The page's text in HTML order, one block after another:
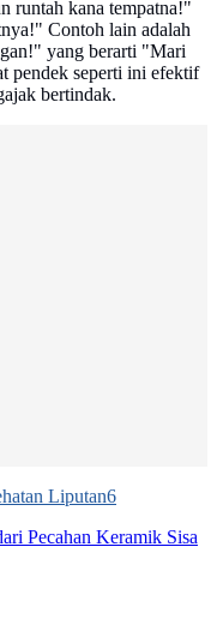
runtah kana tempatna!"
Contoh lain adalah
yang berarti "Mari
pendek seperti ini efektif
bertindak.
Liputan6
Pecahan Keramik Sisa